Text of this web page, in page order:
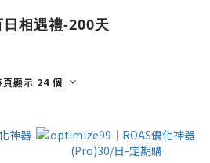
日相遇禮-200天
頁顯示 24 個